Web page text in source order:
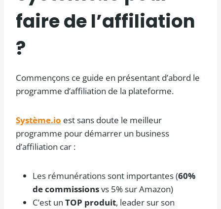
faire de l’affiliation
?
Commençons ce guide en présentant d’abord le
programme d’affiliation de la plateforme.
Système.io est sans doute le meilleur
programme pour démarrer un business
d’affiliation car :
Les rémunérations sont importantes (60%
de commissionsvs 5% sur Amazon)
C’est un TOP produit, leader sur son